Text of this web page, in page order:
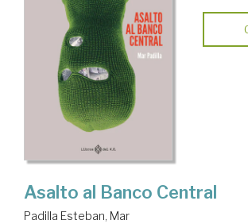
Asalto al Banco Central
Padilla Esteban, Mar